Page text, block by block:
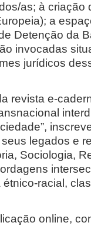
as; à criação
a
Detenção da
invocadas
jurídicos
revista e-
legados e
Sociologia,
racial,
online,